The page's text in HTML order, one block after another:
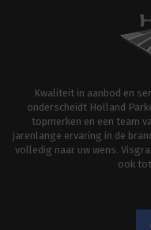
Kwaliteit in aanbod en
onderscheidt Holland
topmerken en een team
jarenlange ervaring in de
volledig naar uw wens.
ook